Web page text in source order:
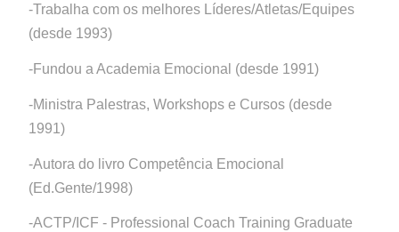
-Trabalha com os melhores Líderes/Atletas/Equipes
(desde 1993)
-Fundou a Academia Emocional (desde 1991)
-Ministra Palestras, Workshops e Cursos (desde
1991)
-Autora do livro Competência Emocional
(Ed.Gente/1998)
-ACTP/ICF - Professional Coach Training Graduate